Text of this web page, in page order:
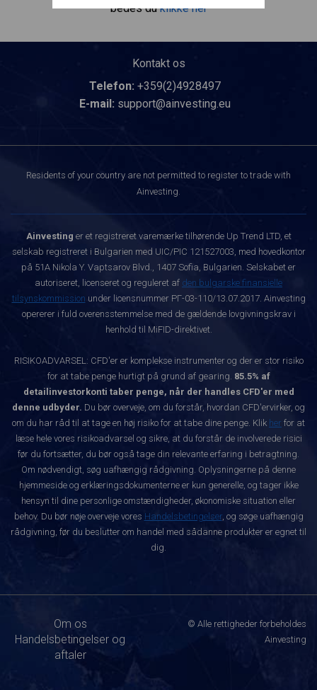
bedes duklikke her
Kontakt os
Telefon: +359(2)4928497
E-mail: support@ainvesting.eu
Residents of your country are not permitted to register to trade with
Ainvesting.
Ainvesting er et registreret varemærke tilhørende Up Trend LTD, et
selskab registreret i Bulgarien med UIC/PIC 121527003, med hovedkontor
på 51A Nikola Y. Vaptsarov Blvd., 1407 Sofia, Bulgarien. Selskabet er
autoriseret, licenseret og reguleret af den bulgarske finansielle
tilsynskommission under licensnummer РГ-03-110/13.07.2017. Ainvesting
opererer i fuld overensstemmelse med de gældende lovgivningskrav i
henhold til MiFID-direktivet.
RISIKOADVARSEL: CFD'er er komplekse instrumenter og der er stor risiko
for at tabe penge hurtigt på grund af gearing. 85.5% af
detailinvestorkonti taber penge, når der handles CFD'er med
denne udbyder. Du bør overveje, om du forstår, hvordan CFD'ervirker, og
om du har råd til at tage en høj risiko for at tabe dine penge. Klik her for at
læse hele vores risikoadvarsel og sikre, at du forstår de involverede risici
før du fortsætter, du bør også tage din relevante erfaring i betragtning.
Om nødvendigt, søg uafhængig rådgivning. Oplysningerne på denne
hjemmeside og erklæringsdokumenterne er kun generelle, og tager ikke
hensyn til dine personlige omstændigheder, økonomiske situation eller
behov. Du bør nøje overveje vores Handelsbetingelser, og søge uafhængig
rådgivning, før du beslutter om handel med sådanne produkter er egnet til
dig.
Om os
Handelsbetingelser og
aftaler
© Alle rettigheder forbeholdes
Ainvesting